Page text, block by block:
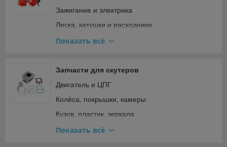
Зажигание и электрика
Леска, катушки и расходники
Прочее
Ремкомплекты и прокладки
Стартер и сцепление
Топливная система и карбюратор
Фильтры
Шины и цепи для бензопил
Показать всё
Запчасти для скутеров
Двигатель и ЦПГ
Колёса, покрышки, камеры
Кузов, пластик, зеркала
Освещение и поворотники
Показать всё